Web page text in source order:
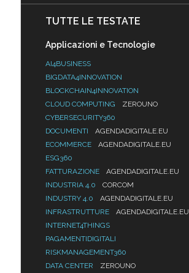
TUTTE LE TESTATE
Applicazioni e Tecnologie
AI4BUSINESS
BIGDATA4INNOVATION
BLOCKCHAIN4INNOVATION
CLOUD COMPUTING
ZEROUNO
CYBERSECURITY360
DOCUMENTI
AGENDADIGITALE.EU
ECOMMERCE
AGENDADIGITALE.EU
ESG360
FATTURAZIONE
AGENDADIGITALE.EU
INDUSTRIA 4.0
CORCOM
INDUSTRY 4.0
AGENDADIGITALE.EU
INFRASTRUTTURE
AGENDADIGITALE.EU
INTERNET4THINGS
PAGAMENTIDIGITALI
RISKMANAGEMENT360
DATA CENTER
ZEROUNO